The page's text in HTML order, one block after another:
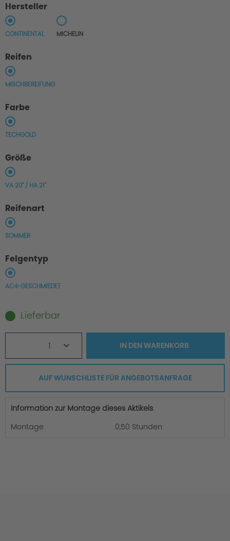
Hersteller
CONTINENTAL MICHELIN
Reifen
MISCHBEREIFUNG
Farbe
TECHGOLD
Größe
VA 20" / HA 21"
Reifenart
SOMMER
Felgentyp
AC4-GESCHMIEDET
Lieferbar
1 IN DENWARENKORB
AUF WUNSCHLISTE FÜR ANGEBOTSANFRAGE
Information zur Montage dieses Aktikels
Montage
0,50 Stunden